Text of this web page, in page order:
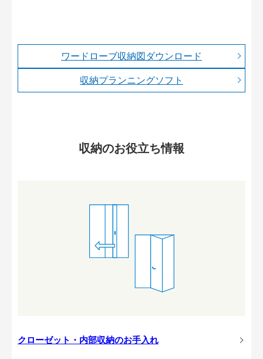
ワードローブ収納図ダウンロード
収納プランニングソフト
収納のお役立ち情報
クローゼット・内部収納のお手入れ